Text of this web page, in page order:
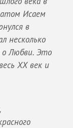
Исаем
в
несколько
о Любви. Это
ХХ век и